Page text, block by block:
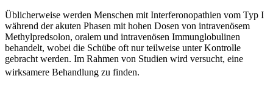
Üblicherweise werden Menschen mit Interferonopathien vom Typ I
während der akuten Phasen mit hohen Dosen von intravenösem
Methylpredsolon, oralem und intravenösen Immunglobulinen
behandelt, wobei die Schübe oft nur teilweise unter Kontrolle
gebracht werden. Im Rahmen von Studien wird versucht, eine
wirksamere Behandlung zu finden.